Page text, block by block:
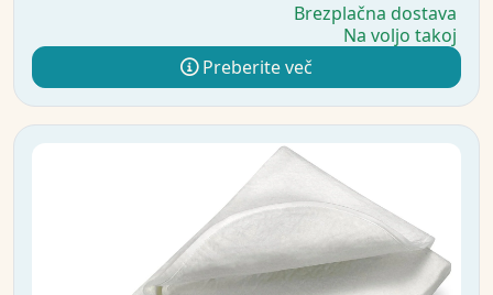
Brezplačna dostava
Na voljo takoj
Preberite več